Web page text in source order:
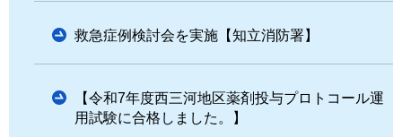
救急症例検討会を実施【知立消防署】
【令和7年度西三河地区薬剤投与プロトコール運
用試験に合格しました。】